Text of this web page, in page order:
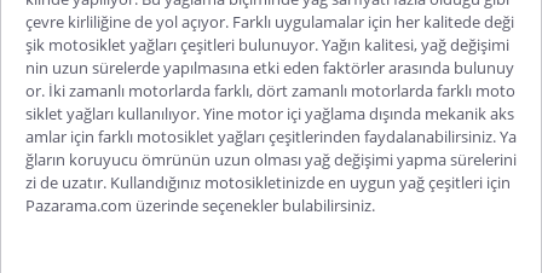
çevre kirliliğine de yol açıyor. Farklı uygulamalar için her kalitede deği
şik motosiklet yağları çeşitleri bulunuyor. Yağın kalitesi, yağ değişimi
nin uzun sürelerde yapılmasına etki eden faktörler arasında bulunuy
or. İki zamanlı motorlarda farklı, dört zamanlı motorlarda farklı moto
siklet yağları kullanılıyor. Yine motor içi yağlama dışında mekanik aks
amlar için farklı motosiklet yağları çeşitlerinden faydalanabilirsiniz. Ya
ğların koruyucu ömrünün uzun olması yağ değişimi yapma sürelerini
zi de uzatır. Kullandığınız motosikletinizde en uygun yağ çeşitleri için
Pazarama.com üzerinde seçenekler bulabilirsiniz.